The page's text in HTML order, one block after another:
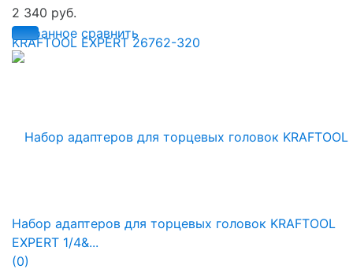
избранное сравнить
2 340 руб.
Набор адаптеров для торцевых головок KRAFTOOL
EXPERT 1/4&...
(0)